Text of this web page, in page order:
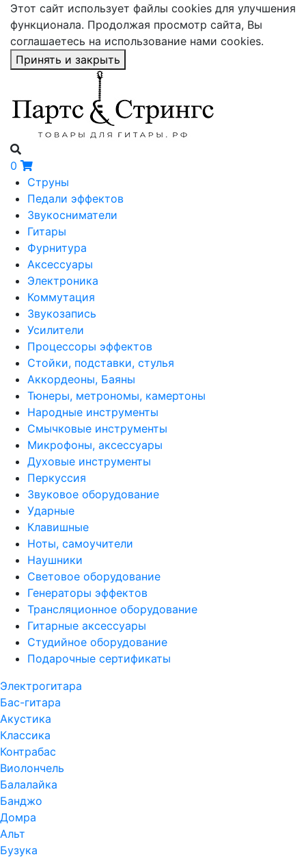
Этот сайт использует файлы cookies для улучшения
функционала. Продолжая просмотр сайта, Вы
соглашаетесь на использование нами cookies.
Принять и закрыть
0
Струны
Педали эффектов
Звукосниматели
Гитары
Фурнитура
Аксессуары
Электроника
Коммутация
Звукозапись
Усилители
Процессоры эффектов
Стойки, подставки, стулья
Аккордеоны, Баяны
Тюнеры, метрономы, камертоны
Народные инструменты
Смычковые инструменты
Микрофоны, аксессуары
Духовые инструменты
Перкуссия
Звуковое оборудование
Ударные
Клавишные
Ноты, самоучители
Наушники
Световое оборудование
Генераторы эффектов
Трансляционное оборудование
Гитарные аксессуары
Студийное оборудование
Подарочные сертификаты
Электрогитара
Бас-гитара
Акустика
Классика
Контрабас
Виолончель
Балалайка
Банджо
Домра
Альт
Бузука